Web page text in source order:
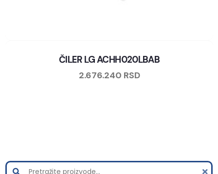
ČILER LG ACHH020LBAB
2.676.240 RSD